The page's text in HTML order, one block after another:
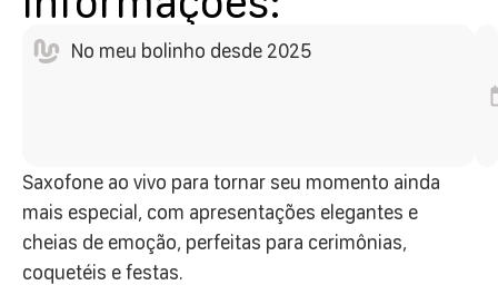
No meu bolinho desde 2025
Saxofone ao vivo para tornar seu momento ainda
mais especial, com apresentações elegantes e
cheias de emoção, perfeitas para cerimônias,
coquetéis e festas.